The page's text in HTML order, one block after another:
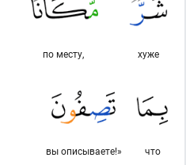
хуже
по месту,
что
вы описываете!»